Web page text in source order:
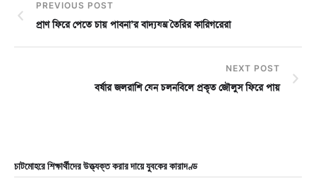
PREVIOUS POST
প্রাণ ফিরে পেতে চায় পাবনা’র বাদ্যযন্ত্র তৈরির কারিগরেরা
NEXT POST
বর্ষার জলরাশি যেন চলনবিলে প্রকৃত জৌলুস ফিরে পায়
চাটমোহরে শিক্ষার্থীদের উত্ত্যক্ত করার দায়ে যুবকের কারাদণ্ড